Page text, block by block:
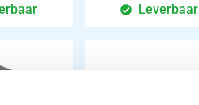
Leverbaar